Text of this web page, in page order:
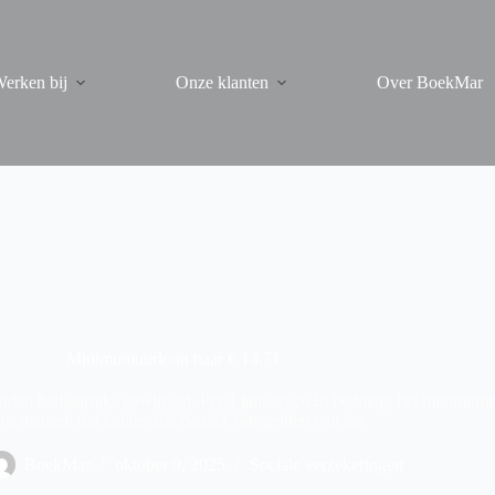
bij Onze klanten Over BoekMar